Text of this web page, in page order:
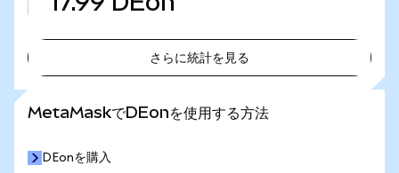
さらに統計を見る
MetaMaskでDEonを使用する方法
DEonを購入